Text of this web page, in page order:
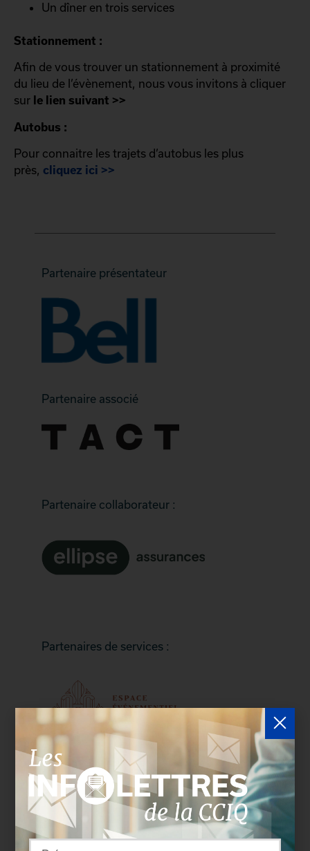
Un dîner en trois services
Stationnement :
Afin de vous trouver un stationnement à proximité
du lieu de l’évènement, nous vous invitons à cliquer
sur le lien suivant >>
Autobus :
Pour connaitre les trajets d’autobus les plus
près, cliquez ici >>
Partenaire présentateur
Partenaire associé
Partenaire collaborateur :
Partenaires de services :
Partenaire média :